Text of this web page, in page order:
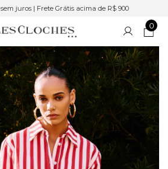
juros | Frete Grátis acima de R$ 900
0